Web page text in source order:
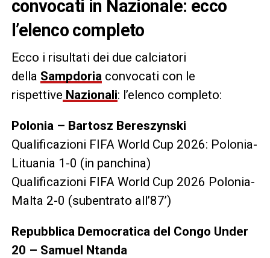
convocati in Nazionale: ecco
l’elenco completo
Ecco i risultati dei due calciatori
della Sampdoriaconvocati con le
rispettive Nazionali: l’elenco completo:
Polonia – Bartosz Bereszynski
Qualificazioni FIFA World Cup 2026: Polonia-
Lituania 1-0 (in panchina)
Qualificazioni FIFA World Cup 2026 Polonia-
Malta 2-0 (subentrato all’87’)
Repubblica Democratica del Congo Under
20 – Samuel Ntanda